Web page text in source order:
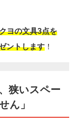
ヨの文具3点を
ントします ！
狭いスペー
ん」